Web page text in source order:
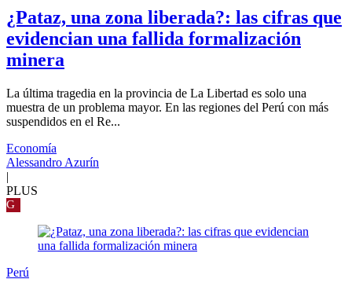
¿Pataz, una zona liberada?: las cifras que
evidencian una fallida formalización
minera
La última tragedia en la provincia de La Libertad es solo una
muestra de un problema mayor. En las regiones del Perú con más
suspendidos en el Re...
Economía
Alessandro Azurín
|
PLUS
G
Perú